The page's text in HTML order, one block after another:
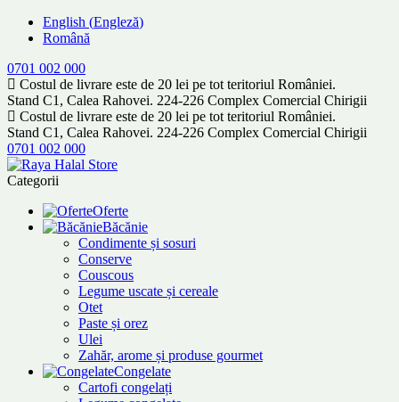
English (Engleză)
Română
0701 002 000
Costul de livrare este de 20 lei pe tot teritoriul României.
Stand C1, Calea Rahovei. 224-226 Complex Comercial Chirigii
Costul de livrare este de 20 lei pe tot teritoriul României.
Stand C1, Calea Rahovei. 224-226 Complex Comercial Chirigii
0701 002 000
Categorii
Oferte
Băcănie
Condimente și sosuri
Conserve
Couscous
Legume uscate și cereale
Otet
Paste și orez
Ulei
Zahăr, arome și produse gourmet
Congelate
Cartofi congelați